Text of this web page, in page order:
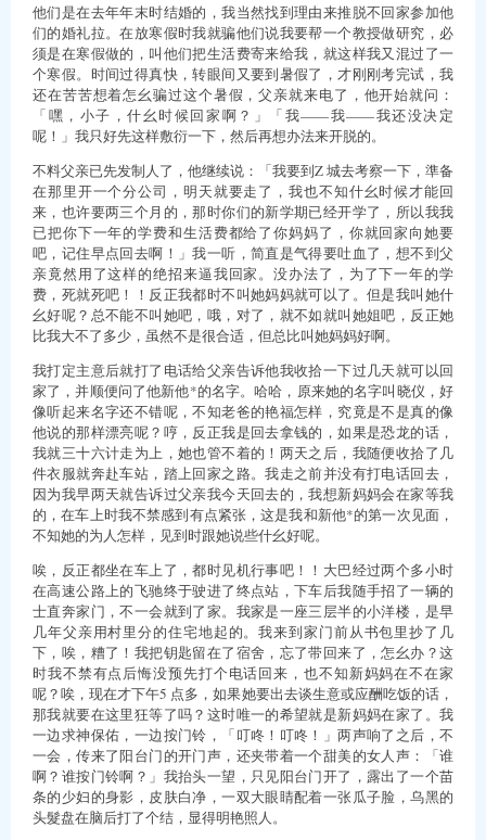
他们是在去年年末时结婚的，我当然找到理由来推脱不回家参加他
们的婚礼拉。在放寒假时我就骗他们说我要帮一个教授做研究，必
须是在寒假做的，叫他们把生活费寄来给我，就这样我又混过了一
个寒假。时间过得真快，转眼间又要到暑假了，才刚刚考完试，我
还在苦苦想着怎幺骗过这个暑假，父亲就来电了，他开始就问：
「嘿，小子，什幺时候回家啊？」「我——我——我还没决定
呢！」我只好先这样敷衍一下，然后再想办法来开脱的。
不料父亲已先发制人了，他继续说：「我要到Z 城去考察一下，準备
在那里开一个分公司，明天就要走了，我也不知什幺时候才能回
来，也许要两三个月的，那时你们的新学期已经开学了，所以我我
已把你下一年的学费和生活费都给了你妈妈了，你就回家向她要
吧，记住早点回去啊！」我一听，简直是气得要吐血了，想不到父
亲竟然用了这样的绝招来逼我回家。没办法了，为了下一年的学
费，死就死吧！！反正我都时不叫她妈妈就可以了。但是我叫她什
幺好呢？总不能不叫她吧，哦，对了，就不如就叫她姐吧，反正她
比我大不了多少，虽然不是很合适，但总比叫她妈妈好啊。
我打定主意后就打了电话给父亲告诉他我收拾一下过几天就可以回
家了，并顺便问了他新他*的名字。哈哈，原来她的名字叫晓仪，好
像听起来名字还不错呢，不知老爸的艳福怎样，究竟是不是真的像
他说的那样漂亮呢？哼，反正我是回去拿钱的，如果是恐龙的话，
我就三十六计走为上，她也管不着的！两天之后，我随便收拾了几
件衣服就奔赴车站，踏上回家之路。我走之前并没有打电话回去，
因为我早两天就告诉过父亲我今天回去的，我想新妈妈会在家等我
的，在车上时我不禁感到有点紧张，这是我和新他*的第一次见面，
不知她的为人怎样，见到时跟她说些什幺好呢。
唉，反正都坐在车上了，都时见机行事吧！！大巴经过两个多小时
在高速公路上的飞驰终于驶进了终点站，下车后我随手招了一辆的
士直奔家门，不一会就到了家。我家是一座三层半的小洋楼，是早
几年父亲用村里分的住宅地起的。我来到家门前从书包里抄了几
下，唉，糟了！我把钥匙留在了宿舍，忘了带回来了，怎幺办？这
时我不禁有点后悔没预先打个电话回来，也不知新妈妈在不在家
呢？唉，现在才下午5 点多，如果她要出去谈生意或应酬吃饭的话，
那我就要在这里狂等了吗？这时唯一的希望就是新妈妈在家了。我
一边求神保佑，一边按门铃，「叮咚！叮咚！」两声响了之后，不
一会，传来了阳台门的开门声，还夹带着一个甜美的女人声：「谁
啊？谁按门铃啊？」我抬头一望，只见阳台门开了，露出了一个苗
条的少妇的身影，皮肤白净，一双大眼睛配着一张瓜子脸，乌黑的
头髮盘在脑后打了个结，显得明艳照人。